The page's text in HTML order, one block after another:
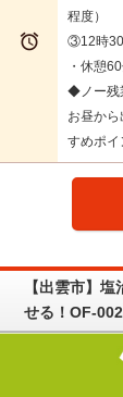

程度）
③12時30
・休憩
◆ノー残
お昼か
すめポイ
【出雲市】
せる！OF-